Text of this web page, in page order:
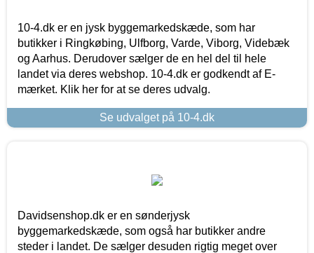
10-4.dk er en jysk byggemarkedskæde, som har
butikker i Ringkøbing, Ulfborg, Varde, Viborg, Videbæk
og Aarhus. Derudover sælger de en hel del til hele
landet via deres webshop. 10-4.dk er godkendt af E-
mærket. Klik her for at se deres udvalg.
Se udvalget på 10-4.dk
Davidsenshop.dk er en sønderjysk
byggemarkedskæde, som også har butikker andre
steder i landet. De sælger desuden rigtig meget over